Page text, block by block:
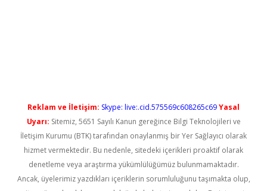
Reklam ve İletişim: Skype: live:.cid.575569c608265c69Yasal
Uyarı: Sitemiz, 5651 Sayılı Kanun gereğince Bilgi Teknolojileri ve
İletişim Kurumu (BTK) tarafından onaylanmış bir Yer Sağlayıcı olarak
hizmet vermektedir. Bu nedenle, sitedeki içerikleri proaktif olarak
denetleme veya araştırma yükümlülüğümüz bulunmamaktadır.
Ancak, üyelerimiz yazdıkları içeriklerin sorumluluğunu taşımakta olup,